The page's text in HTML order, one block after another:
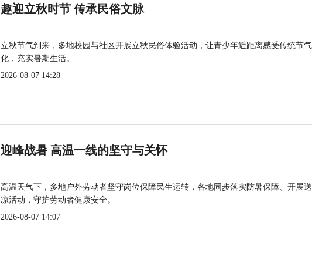
趣迎立秋时节 传承民俗文脉
立秋节气到来，多地校园与社区开展立秋民俗体验活动，让青少年近距离感受传统节
化，充实暑期生活。
2026-08-07 14:28
迎峰战暑 高温一线的坚守与关怀
高温天气下，多地户外劳动者坚守岗位保障民生运转，各地同步落实防暑保障、开展
凉活动，守护劳动者健康安全。
2026-08-07 14:07